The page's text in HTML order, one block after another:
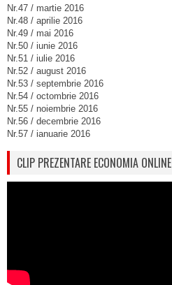
Nr.47 / martie 2016
Nr.48 / aprilie 2016
Nr.49 / mai 2016
Nr.50 / iunie 2016
Nr.51 / iulie 2016
Nr.52 / august 2016
Nr.53 / septembrie 2016
Nr.54 / octombrie 2016
Nr.55 / noiembrie 2016
Nr.56 / decembrie 2016
Nr.57 / ianuarie 2016
CLIP PREZENTARE ECONOMIA ONLINE